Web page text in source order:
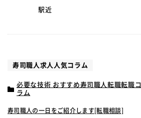
駅近
寿司職人求人人気コラム
必要な技術 おすすめ寿司職人転職転職コ
ラム
寿司職人の一日をご紹介します[転職相談]